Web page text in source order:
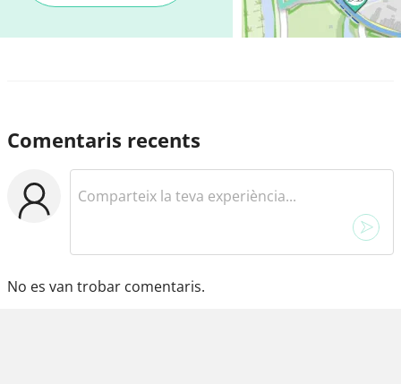
Comentaris recents
No es van trobar comentaris.